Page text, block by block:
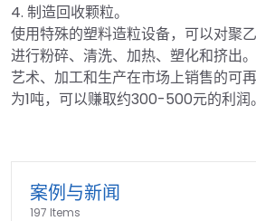
4. 制造回收颗粒。
使用特殊的塑料造粒设备，可以对聚
进行粉碎、清洗、加热、塑化和挤出。
艺术、加工和生产在市场上销售的可
为1吨，可以赚取约300-500元的利润。
案例与新闻
197 Items